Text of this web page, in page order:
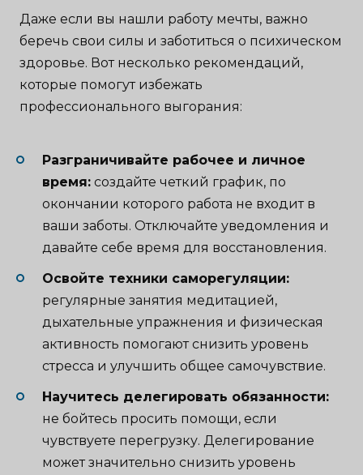
Даже если вы нашли работу мечты, важно
беречь свои силы и заботиться о психическом
здоровье. Вот несколько рекомендаций,
которые помогут избежать
профессионального выгорания:
Разграничивайте рабочее и личное
время: создайте четкий график, по
окончании которого работа не входит в
ваши заботы. Отключайте уведомления и
давайте себе время для восстановления.
Освойте техники саморегуляции:
регулярные занятия медитацией,
дыхательные упражнения и физическая
активность помогают снизить уровень
стресса и улучшить общее самочувствие.
Научитесь делегировать обязанности:
не бойтесь просить помощи, если
чувствуете перегрузку. Делегирование
может значительно снизить уровень